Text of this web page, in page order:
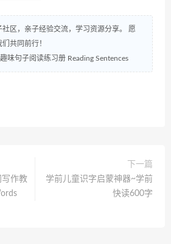
区，亲子经验交流，学习资源分享。 愿
共同前行！
味句子阅读练习册 Reading Sentences
写作教
下一篇
学前儿童识字启蒙神器~学前
快读600字